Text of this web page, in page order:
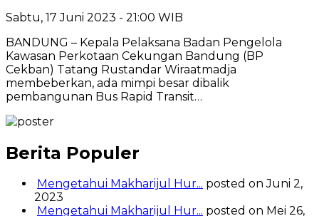
Sabtu, 17 Juni 2023 - 21:00 WIB
BANDUNG – Kepala Pelaksana Badan Pengelola
Kawasan Perkotaan Cekungan Bandung (BP
Cekban) Tatang Rustandar Wiraatmadja
membeberkan, ada mimpi besar dibalik
pembangunan Bus Rapid Transit…
Berita Populer
Mengetahui Makharijul Hur... posted on Juni 2,
2023
Mengetahui Makharijul Hur... posted on Mei 26,